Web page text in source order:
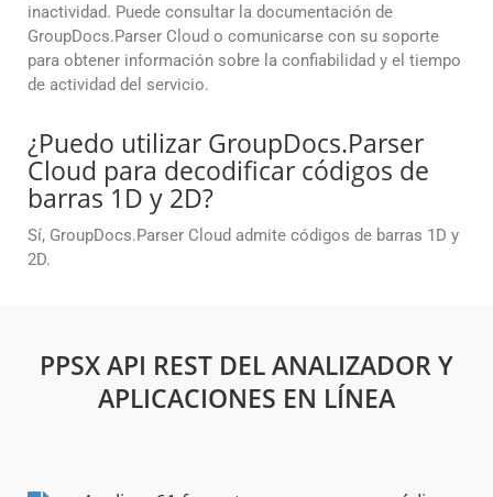
inactividad. Puede consultar la documentación de
GroupDocs.Parser Cloud o comunicarse con su soporte
para obtener información sobre la confiabilidad y el tiempo
de actividad del servicio.
¿Puedo utilizar GroupDocs.Parser
Cloud para decodificar códigos de
barras 1D y 2D?
Sí, GroupDocs.Parser Cloud admite códigos de barras 1D y
2D.
PPSX API REST DEL ANALIZADOR Y
APLICACIONES EN LÍNEA